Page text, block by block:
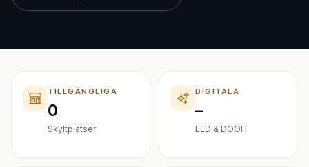
TILLGÄNGLIGA
0
Skyltplatser
DIGITALA
–
LED & DOOH